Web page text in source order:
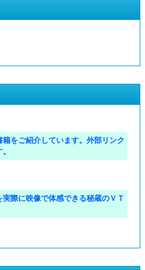
をご紹介しています。外部リンク
実際に映像で体感できる秘蔵のＶＴ